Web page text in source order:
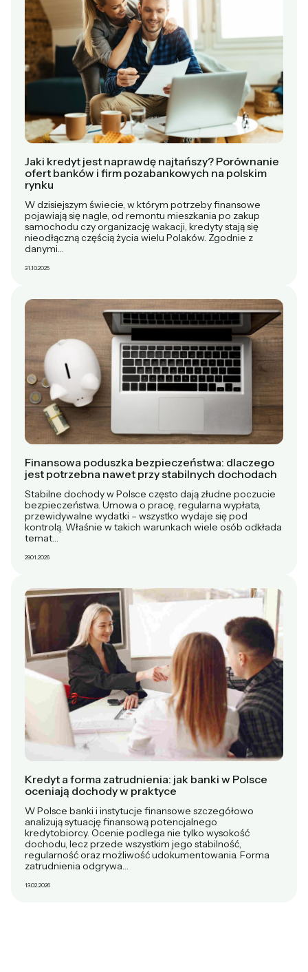
Jaki kredyt jest naprawdę najtańszy? Porównanie
ofert banków i firm pozabankowych na polskim
rynku
W dzisiejszym świecie, w którym potrzeby finansowe
pojawiają się nagle, od remontu mieszkania po zakup
samochodu czy organizację wakacji, kredyty stają się
nieodłączną częścią życia wielu Polaków. Zgodnie z
danymi…
31.10.2025
Finansowa poduszka bezpieczeństwa: dlaczego
jest potrzebna nawet przy stabilnych dochodach
Stabilne dochody w Polsce często dają złudne poczucie
bezpieczeństwa. Umowa o pracę, regularna wypłata,
przewidywalne wydatki – wszystko wydaje się pod
kontrolą. Właśnie w takich warunkach wiele osób odkłada
temat…
29.01.2026
Kredyt a forma zatrudnienia: jak banki w Polsce
oceniają dochody w praktyce
W Polsce banki i instytucje finansowe szczegółowo
analizują sytuację finansową potencjalnego
kredytobiorcy. Ocenie podlega nie tylko wysokość
dochodu, lecz przede wszystkim jego stabilność,
regularność oraz możliwość udokumentowania. Forma
zatrudnienia odgrywa…
13.02.2026